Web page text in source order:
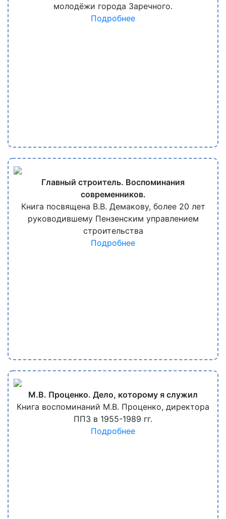
молодёжи города Заречного.
Подробнее
Главный строитель. Воспоминания
современников.
Книга посвящена В.В. Демакову, более 20 лет
руководившему Пензенским управлением
строительства
Подробнее
М.В. Проценко. Дело, которому я служил
Книга воспоминаний М.В. Проценко, директора
ППЗ в 1955-1989 гг.
Подробнее